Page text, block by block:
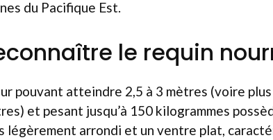
du Pacifique Est.
le requin
pouvant atteindre 2,5 à 3 mètres (voire plus
et pesant jusqu’à 150 kilogrammes
légèrement arrondi et un ventre plat,